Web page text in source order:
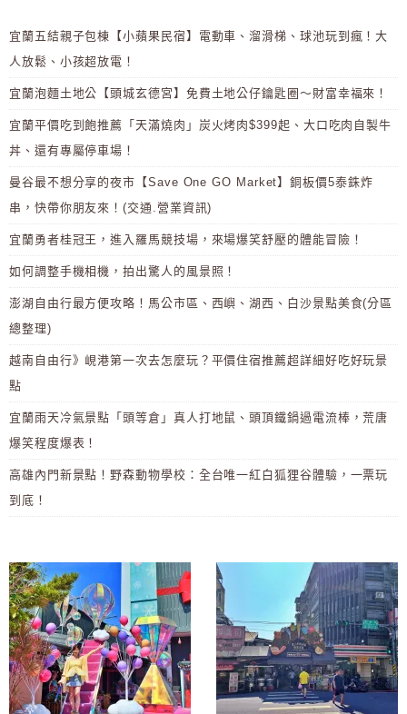
宜蘭五結親子包棟【小蘋果民宿】電動車、溜滑梯、球池玩到瘋！大
人放鬆、小孩超放電！
宜蘭泡麵土地公【頭城玄德宮】免費土地公仔鑰匙圈～財富幸福來！
宜蘭平價吃到飽推薦「天滿燒肉」炭火烤肉$399起、大口吃肉自製牛
丼、還有專屬停車場！
曼谷最不想分享的夜市【Save One GO Market】銅板價5泰銖炸
串，快帶你朋友來！(交通.營業資訊)
宜蘭勇者桂冠王，進入羅馬競技場，來場爆笑舒壓的體能冒險！
如何調整手機相機，拍出驚人的風景照！
澎湖自由行最方便攻略！馬公市區、西嶼、湖西、白沙景點美食(分區
總整理)
越南自由行》峴港第一次去怎麼玩？平價住宿推薦超詳細好吃好玩景
點
宜蘭雨天冷氣景點「頭等倉」真人打地鼠、頭頂鐵鍋過電流棒，荒唐
爆笑程度爆表！
高雄內門新景點！野森動物學校：全台唯一紅白狐狸谷體驗，一票玩
到底！